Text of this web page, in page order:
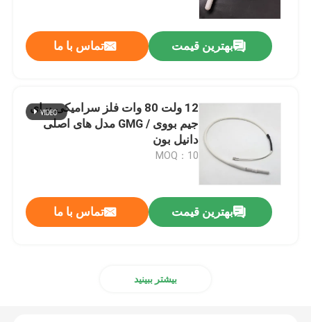
بهترین قیمت تماس با ما
12 ولت 80 وات فلز سرامیکی برای
جیم بووی / GMG مدل های اصلی
دانیل بون
MOQ：10
بهترین قیمت تماس با ما
بیشتر ببینید